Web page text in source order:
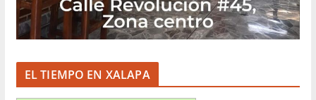
EL TIEMPO EN XALAPA